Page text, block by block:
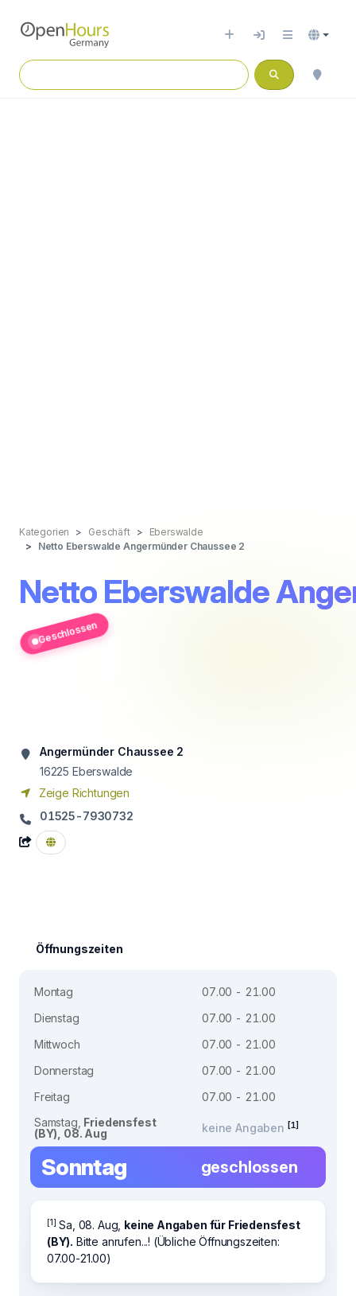
Kategorien Geschäft
Eberswalde
Netto Eberswalde Angermünder Chaussee 2
Netto Eberswalde
Geschlossen
Angermünder Chaussee 2
16225 Eberswalde
Zeige Richtungen
01525-7930732
Öffnungszeiten
Montag
07.00 - 21.00
Dienstag
07.00 - 21.00
Mittwoch
07.00 - 21.00
Donnerstag
07.00 - 21.00
Freitag
07.00 - 21.00
Samstag, Friedensfest
(BY), 08. Aug
keine Angaben [1]
Sonntag geschlossen
[1] Sa, 08. Aug, keine Angaben für Friedensfest
(BY). Bitte anrufen...! (Übliche Öffnungszeiten:
07.00-21.00)